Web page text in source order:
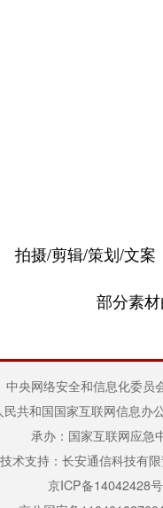
拍摄/剪辑/策划/文案
部分素
中央网络安全和信息化委员
民共和国国家互联网信息办
承办：国家互联网应急
技术支持：长安通信科技有
京ICP备14042428号